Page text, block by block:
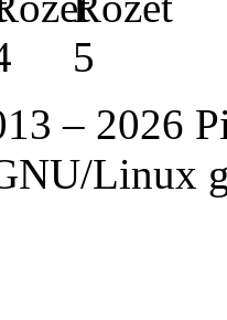
– 2026
Linux